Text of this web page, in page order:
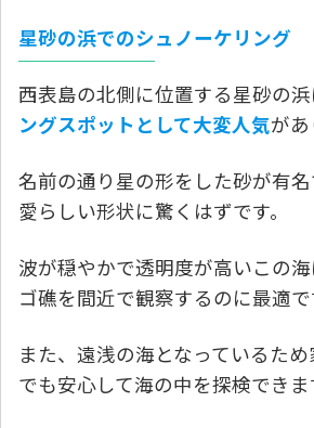
星砂の浜でのシュノーケリング
西表島の北側に位置する星砂の浜
ングスポットとして大変人気があ
名前の通り星の形をした砂が有
愛らしい形状に驚くはずです。
波が穏やかで透明度が高いこの
ゴ礁を間近で観察するのに最適で
また、遠浅の海となっているた
でも安心して海の中を探検できま